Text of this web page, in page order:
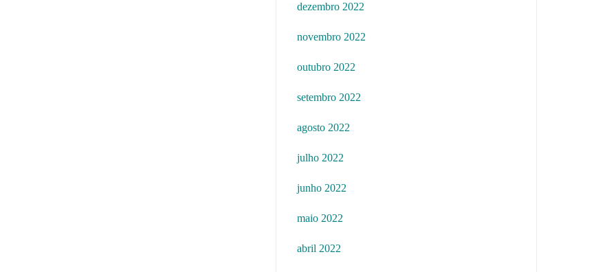
dezembro 2022
novembro 2022
outubro 2022
setembro 2022
agosto 2022
julho 2022
junho 2022
maio 2022
abril 2022